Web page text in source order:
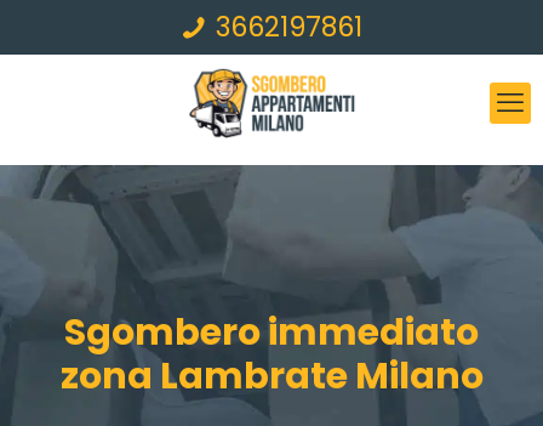
3662197861
Sgombero immediato
zona Lambrate Milano